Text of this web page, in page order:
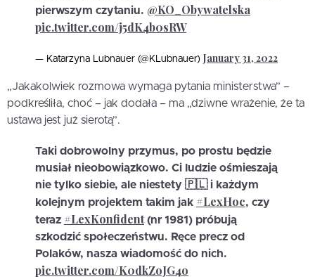
pierwszym czytaniu. @KO_Obywatelska
pic.twitter.com/j5dK4b0sRW
— Katarzyna Lubnauer (@KLubnauer) January 31, 2022
„Jakakolwiek rozmowa wymaga pytania ministerstwa” –
podkreśliła, choć – jak dodała – ma „dziwne wrażenie, że ta
ustawa jest już sierotą”.
Taki dobrowolny przymus, po prostu będzie
musiał nieobowiązkowo. Ci ludzie ośmieszają
nie tylko siebie, ale niestety 🇵🇱 i każdym
kolejnym projektem takim jak #LexHoc, czy
teraz #LexKonfident(nr 1981) próbują
szkodzić społeczeństwu. Ręce precz od
Polaków, nasza wiadomość do nich.
pic.twitter.com/K0dkZoJG4o